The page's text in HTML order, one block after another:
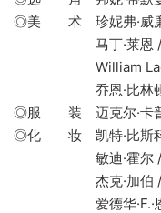
◎美 术 珍妮弗·威廉
马丁·莱恩 /
William Ladd
乔恩·比林顿 /
◎服 装 迈克尔·卡普
◎化 妆 凯特·比斯科
敏迪·霍尔 /
杰克·加伯 /
爱德华·F.·恩里